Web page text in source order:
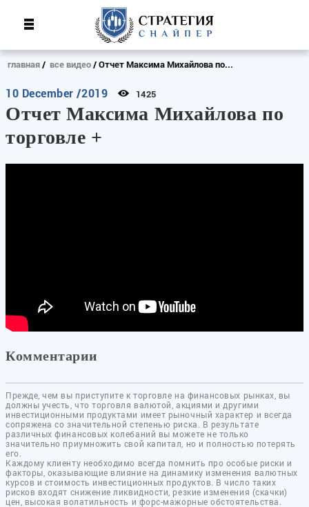
главная все видео Отчет Максима Михайлова по...
10 December /2019 1425
Отчет Максима Михайлова по
торговле +
Комментарии
Прежде, чем вы приступите к торговле на финансовых рынках, вы
должны учесть, что торговля валютой, акциями и другими
инвестиционными продуктами имеет рыночный характер и всегда
сопряжена со значительной степенью риска. В результате
различных финансовых колебаний вы можете не только
значительно приумножить свой капитал, но и полностью потерять
его.
Каждому клиенту необходимо всегда помнить про особые риски и
факторы, оказывающие влияние на динамику изменения валютных
курсов и стоимость инвестиционных продуктов. В число таких
рисков входят снижение ликвидности, резкие изменения (скачки)
цен, высокая волатильность и форс-мажорные обстоятельства.